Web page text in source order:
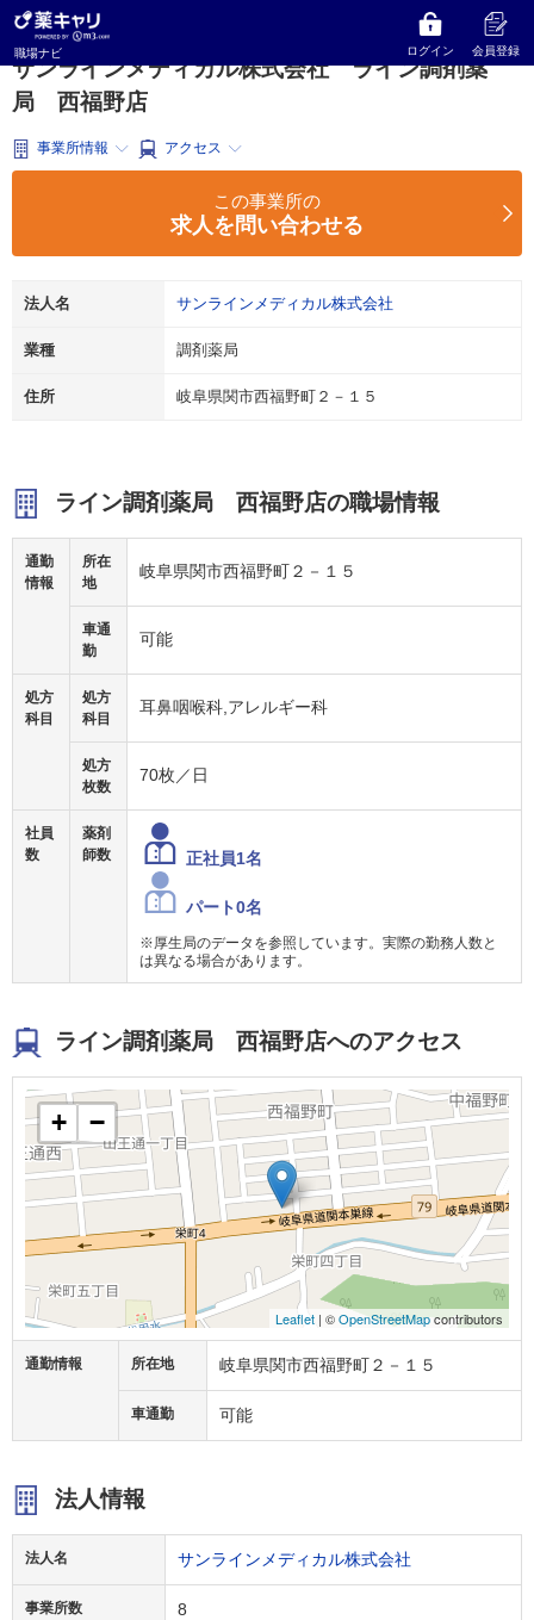
職場ナビ ログイン 会員登録
薬キャリ 職場ナビ
サンラインメディカル株式会社
ライン調剤薬局 西福野店
サンラインメディカル株式会社 ライン調剤薬
局 西福野店
事業所情報 アクセス
この事業所の
求人を問い合わせる
法人名 サンラインメディカル株式会社
業種 調剤薬局
住所 岐阜県関市西福野町２－１５
ライン調剤薬局 西福野店の職場情報
通勤
情報
所在
地
岐阜県関市西福野町２－１５
車通
勤
可能
処方
科目
処方
科目
耳鼻咽喉科,アレルギー科
処方
枚数
70枚／日
社員
数
薬剤
師数
正社員1名
パート0名
※厚生局のデータを参照しています。実際の勤務人数と
は異なる場合があります。
ライン調剤薬局 西福野店へのアクセス
+ −
Leaflet | ©OpenStreetMapcontributors
通勤情報 所在地 岐阜県関市西福野町２－１５
車通勤 可能
法人情報
法人名 サンラインメディカル株式会社
事業所数 8